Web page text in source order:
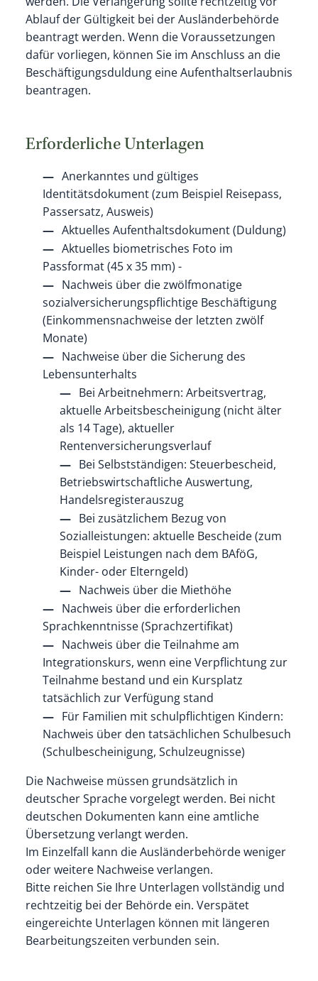
Ablauf der Gültigkeit bei der Ausländerbehörde
beantragt werden. Wenn die Voraussetzungen
dafür vorliegen, können Sie im Anschluss an die
Beschäftigungsduldung eine Aufenthaltserlaubnis
beantragen.
Erforderliche Unterlagen
Anerkanntes und gültiges
Identitätsdokument (zum Beispiel Reisepass,
Passersatz, Ausweis)
Aktuelles Aufenthaltsdokument (Duldung)
Aktuelles biometrisches Foto im
Passformat (45 x 35 mm) -
Nachweis über die zwölfmonatige
sozialversicherungspflichtige Beschäftigung
(Einkommensnachweise der letzten zwölf
Monate)
Nachweise über die Sicherung des
Lebensunterhalts
Bei Arbeitnehmern: Arbeitsvertrag,
aktuelle Arbeitsbescheinigung (nicht älter
als 14 Tage), aktueller
Rentenversicherungsverlauf
Bei Selbstständigen: Steuerbescheid,
Betriebswirtschaftliche Auswertung,
Handelsregisterauszug
Bei zusätzlichem Bezug von
Sozialleistungen: aktuelle Bescheide (zum
Beispiel Leistungen nach dem BAföG,
Kinder- oder Elterngeld)
Nachweis über die Miethöhe
Nachweis über die erforderlichen
Sprachkenntnisse (Sprachzertifikat)
Nachweis über die Teilnahme am
Integrationskurs, wenn eine Verpflichtung zur
Teilnahme bestand und ein Kursplatz
tatsächlich zur Verfügung stand
Für Familien mit schulpflichtigen Kindern:
Nachweis über den tatsächlichen Schulbesuch
(Schulbescheinigung, Schulzeugnisse)
Die Nachweise müssen grundsätzlich in
deutscher Sprache vorgelegt werden. Bei nicht
deutschen Dokumenten kann eine amtliche
Übersetzung verlangt werden.
Im Einzelfall kann die Ausländerbehörde weniger
oder weitere Nachweise verlangen.
Bitte reichen Sie Ihre Unterlagen vollständig und
rechtzeitig bei der Behörde ein. Verspätet
eingereichte Unterlagen können mit längeren
Bearbeitungszeiten verbunden sein.